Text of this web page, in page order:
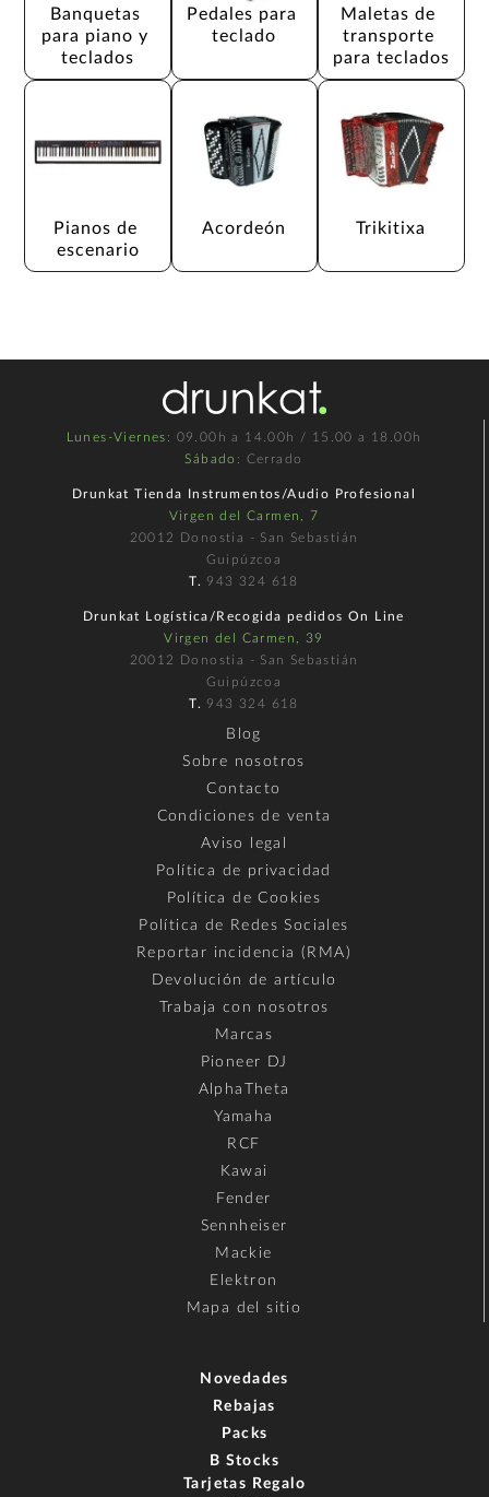
Banquetas
para piano y
teclados
Pedales para
teclado
Maletas de
transporte
para teclados
Pianos de
escenario
Acordeón Trikitixa
Lunes-Viernes : 09.00h a 14.00h / 15.00 a 18.00h
Sábado : Cerrado
Drunkat Tienda Instrumentos/Audio Profesional
Virgen del Carmen, 7
20012 Donostia - San Sebastián
Guipúzcoa
T. 943 324 618
Drunkat Logística/Recogida pedidos On Line
Virgen del Carmen, 39
20012 Donostia - San Sebastián
Guipúzcoa
T. 943 324 618
Blog
Sobre nosotros
Contacto
Condiciones de venta
Aviso legal
Política de privacidad
Política de Cookies
Política de Redes Sociales
Reportar incidencia (RMA)
Devolución de artículo
Trabaja con nosotros
Marcas
Pioneer DJ
AlphaTheta
Yamaha
RCF
Kawai
Fender
Sennheiser
Mackie
Elektron
Mapa del sitio
Novedades
Rebajas
Packs
B Stocks
Tarjetas Regalo